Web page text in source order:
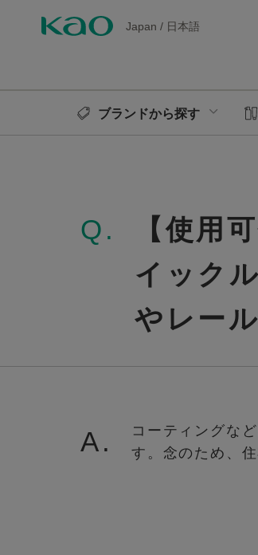
Japan / 日本語
ブランドから探す
Q.
【使用
イック
やレー
A.
コーティングな
す。念のため、